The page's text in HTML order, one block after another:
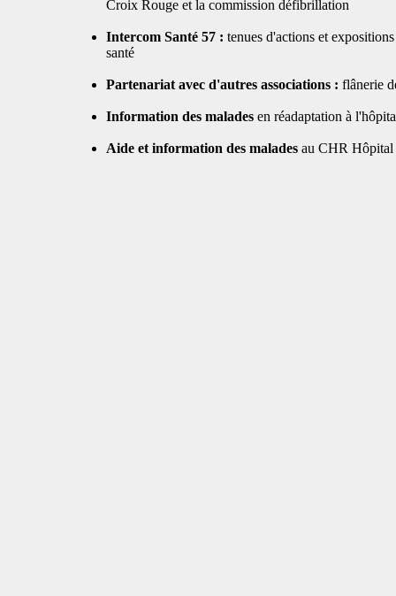
Croix Rouge et la commission défibrillation
Intercom Santé 57 : tenues d'actions et
santé
Partenariat avec d'autres associations : flânerie
Information des malades en réadaptation à
Aide et information des malades au CHR